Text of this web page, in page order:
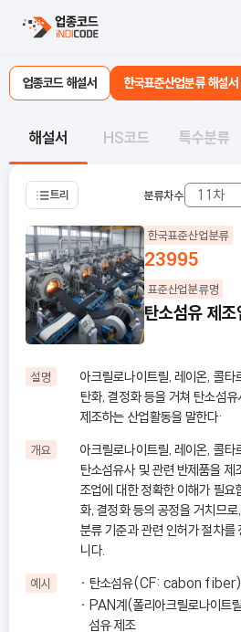
업종코드 해설서 한국표준산업분류 해설서
해설서 HS코드 특수분류
트리 분류차수
한국표준산업분류
23995
표준산업분류명
탄소섬유 제조
설명
아크릴로나이트릴, 레이온, 콜타
탄화, 결정화 등을 거쳐 탄소섬
제조하는 산업활동을 말한다·
개요
아크릴로나이트릴, 레이온, 콜타
탄소섬유사 및 관련 반제품을
조업에 대한 정확한 이해가 필요
화, 결정화 등의 공정을 거치므
분류 기준과 관련 인허가 절차
니다.
예시
탄소섬유(CF: cabon fiber)
PAN계(폴리아크릴로나이
섬유 제조